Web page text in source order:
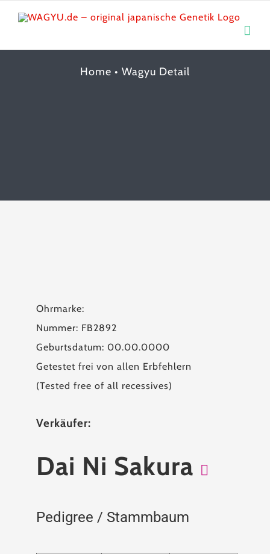
content
Home • Wagyu Detail
Ohrmarke:
Nummer: FB2892
Geburtsdatum: 00.00.0000
Getestet frei von allen Erbfehlern
(Tested free of all recessives)
Verkäufer:
Dai Ni Sakura
Pedigree / Stammbaum